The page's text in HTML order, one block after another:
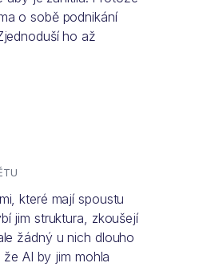
o sobě podnikání
ho až
které mají spoustu
jim struktura, zkoušejí
žádný u nich dlouho
AI by jim mohla